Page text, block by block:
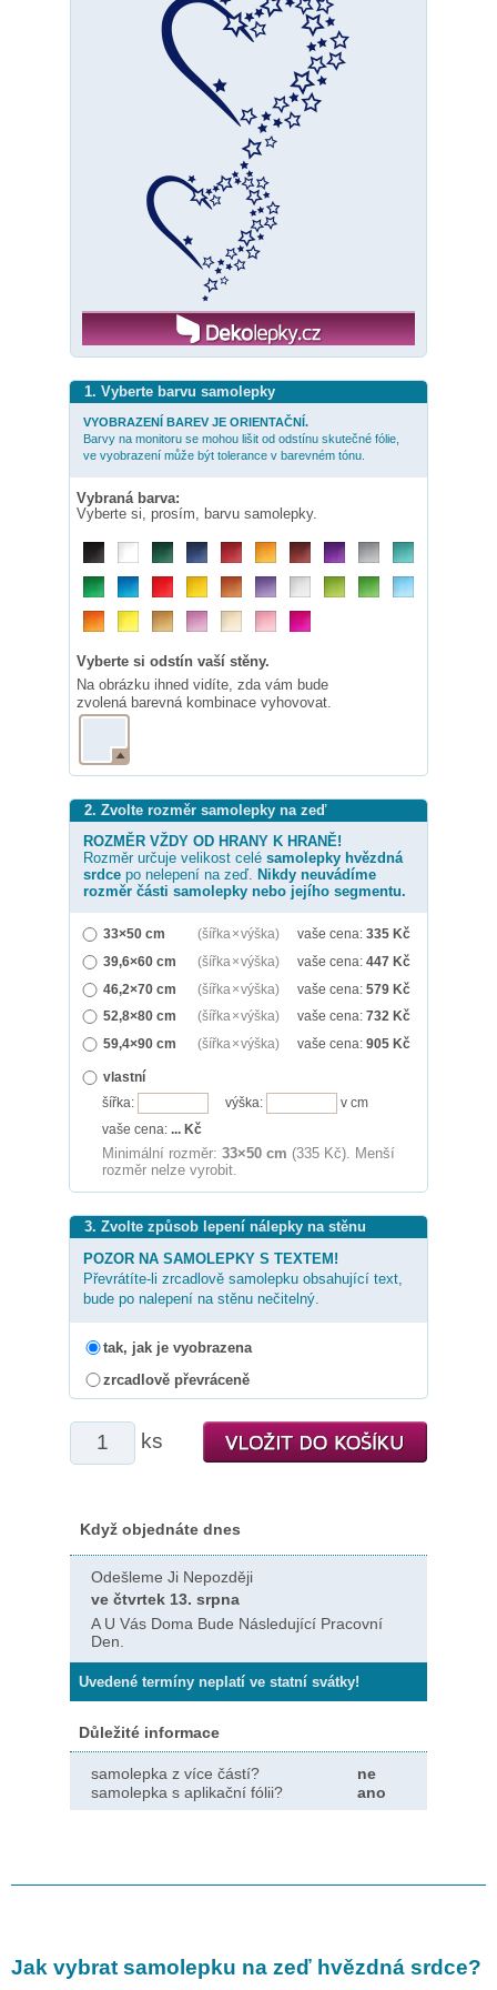
1. Vyberte barvu samolepky
VYOBRAZENÍ BAREV JE ORIENTAČNÍ.
Barvy na monitoru se mohou lišit od odstínu skutečné fólie,
ve vyobrazení může být tolerance v barevném tónu.
Vybraná barva:
Vyberte si, prosím, barvu samolepky.
Vyberte si odstín vaší stěny.
Na obrázku ihned vidíte, zda vám bude
zvolená barevná kombinace vyhovovat.
2. Zvolte rozměr samolepky na zeď
ROZMĚR VŽDY OD HRANY K HRANĚ!
Rozměr určuje velikost celé samolepky hvězdná
srdce po nelepení na zeď. Nikdy neuvádíme
rozměr části samolepky nebo jejího segmentu.
33×50 cm (šířka × výška) vaše cena: 335 Kč
39,6×60 cm
(šířka × výška) vaše cena: 447 Kč
46,2×70 cm
(šířka × výška) vaše cena: 579 Kč
52,8×80 cm
(šířka × výška) vaše cena: 732 Kč
59,4×90 cm
(šířka × výška) vaše cena: 905 Kč
vlastní
šířka:
výška:
v cm
vaše cena: ... Kč
Minimální rozměr: 33×50 cm (335 Kč). Menší
rozměr nelze vyrobit.
3. Zvolte způsob lepení nálepky na stěnu
POZOR NA SAMOLEPKY S TEXTEM!
Převrátíte-li zrcadlově samolepku obsahující text,
bude po nalepení na stěnu nečitelný.
tak, jak je vyobrazena
zrcadlově převráceně
ks
Když objednáte dnes
Odešleme Ji Nepozději
ve čtvrtek 13. srpna
A U Vás Doma Bude Následující Pracovní
Den.
Uvedené termíny neplatí ve statní svátky!
Důležité informace
samolepka z více částí?
ne
samolepka s aplikační fólii?
ano
Jak vybrat samolepku na zeď hvězdná srdce?